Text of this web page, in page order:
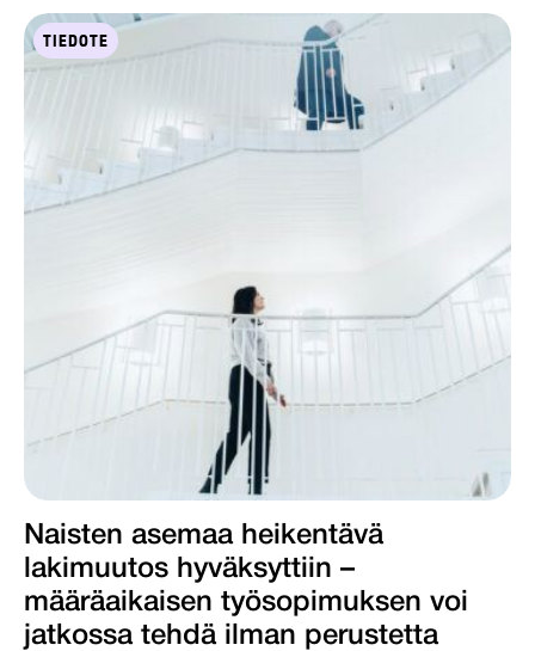
TIEDOTE
Naisten asemaa heikentävä
lakimuutos hyväksyttiin –
määräaikaisen työsopimuksen voi
jatkossa tehdä ilman perustetta